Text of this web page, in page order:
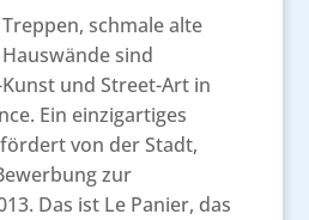
schmale alte
sind
und Street-Art in
Ein einzigartiges
von der Stadt,
zur
Das ist Le Panier, das